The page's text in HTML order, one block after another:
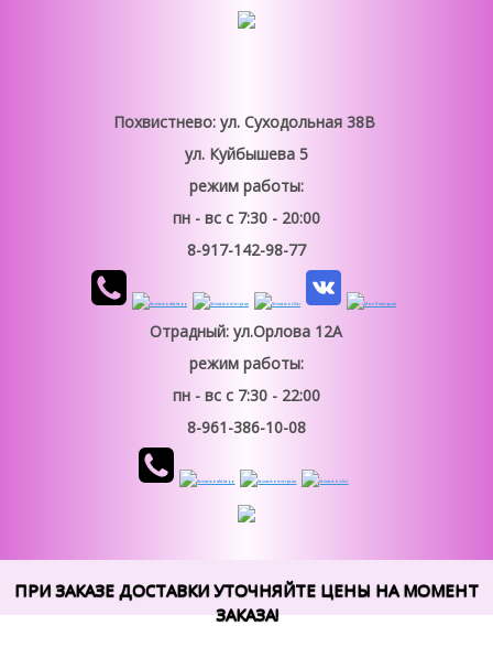
Похвистнево: ул. Суходольная 38В
ул. Куйбышева 5
режим работы:
пн - вс с 7:30 - 20:00
8-917-142-98-77
Отрадный: ул.Орлова 12А
режим работы:
пн - вс с 7:30 - 22:00
8-961-386-10-08
ПРИ ЗАКАЗЕ ДОСТАВКИ УТОЧНЯЙТЕ ЦЕНЫ НА МОМЕНТ
ЗАКАЗА!